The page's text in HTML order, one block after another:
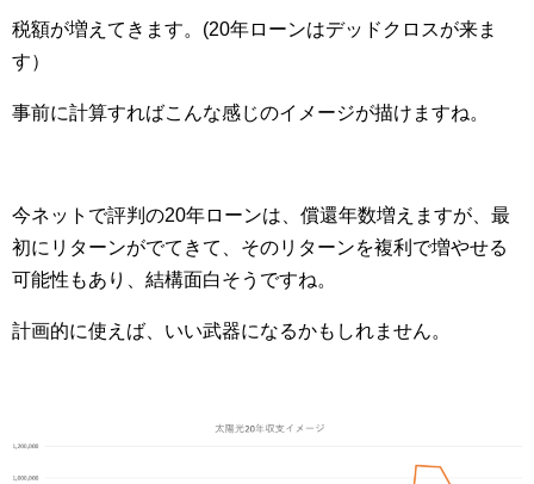
税額が増えてきます。(20年ローンはデッドクロスが来ま
す）
事前に計算すればこんな感じのイメージが描けますね。
今ネットで評判の20年ローンは、償還年数増えますが、最
初にリターンがでてきて、そのリターンを複利で増やせる
可能性もあり、結構面白そうですね。
計画的に使えば、いい武器になるかもしれません。